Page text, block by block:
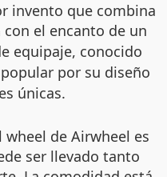
invento que combina
con el encanto de un
equipaje, conocido
por su diseño
únicas.
de Airwheel es
ser llevado tanto